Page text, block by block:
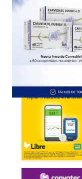
Explorar más
Otros
Otros